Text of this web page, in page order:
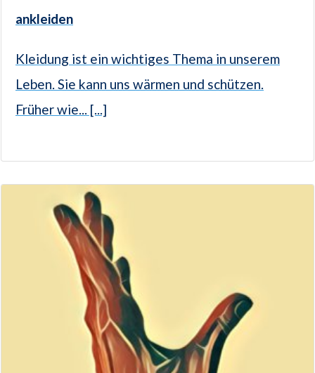
ankleiden
Kleidung ist ein wichtiges Thema in unserem
Leben. Sie kann uns wärmen und schützen.
Früher wie... [...]